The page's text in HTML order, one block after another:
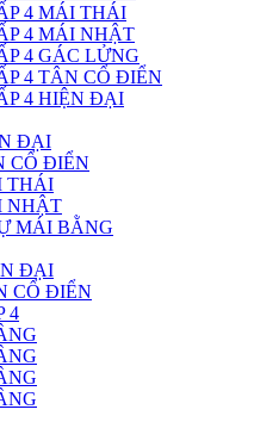
4 MÁI THÁI
4 MÁI NHẬT
4 GÁC LỬNG
4 TÂN CỔ ĐIỂN
4 HIỆN ĐẠI
ĐẠI
CỔ ĐIỂN
THÁI
NHẬT
MÁI BẰNG
ĐẠI
CỔ ĐIỂN
4